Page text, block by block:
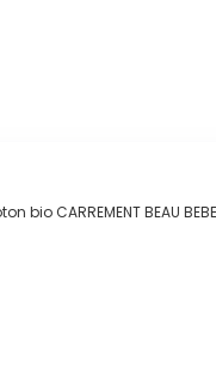
bio CARREMENT BEAU